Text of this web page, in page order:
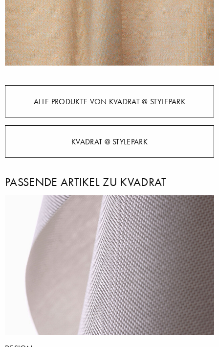
ALLE PRODUKTE VON KVADRAT @ STYLEPARK
KVADRAT @ STYLEPARK
PASSENDE ARTIKEL ZU KVADRAT